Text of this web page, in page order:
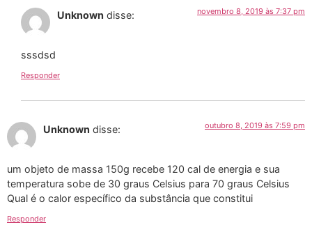
Unknown disse: novembro 8, 2019 às 7:37 pm
sssdsd
Responder
Unknown disse: outubro 8, 2019 às 7:59 pm
um objeto de massa 150g recebe 120 cal de energia e sua
temperatura sobe de 30 graus Celsius para 70 graus Celsius
Qual é o calor específico da substância que constitui
Responder